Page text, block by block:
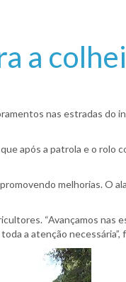
a
nas estradas do
após a patrola e o rolo
melhorias. O
“Avançamos nas
a atenção necessária”,